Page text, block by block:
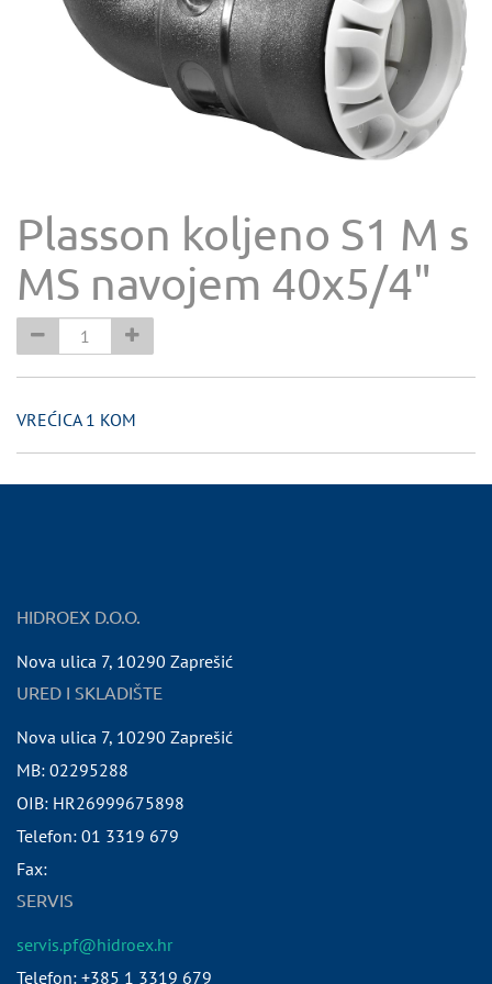
Plasson koljeno S1 M s
MS navojem 40x5/4"
VREĆICA 1 KOM
HIDROEX D.O.O.
Nova ulica 7, 10290 Zaprešić
URED I SKLADIŠTE
Nova ulica 7, 10290 Zaprešić
MB: 02295288
OIB: HR26999675898
Telefon: 01 3319 679
Fax:
SERVIS
servis.pf@hidroex.hr
Telefon: +385 1 3319 679